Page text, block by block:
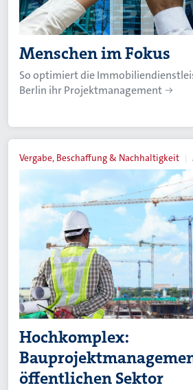
Menschen im Fokus
So optimiert die
Berlin ihr Projektmanagement
Vergabe, Beschaffung & Nachhaltigkeit
Hochkomplex:
öffentlichen Sektor